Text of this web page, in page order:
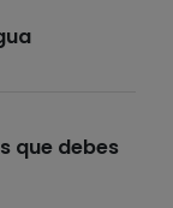
que debes